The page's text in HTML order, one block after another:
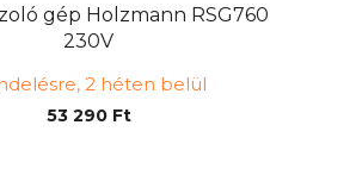
gép Holzmann RSG760
230V
2 héten belül
53 290 Ft